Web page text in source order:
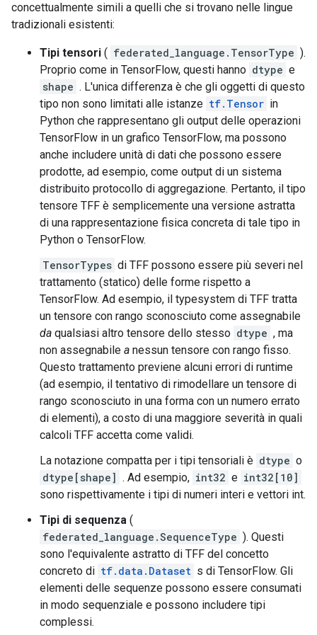
concettualmente simili a quelli che si trovano nelle lingue
tradizionali esistenti:
Tipi tensori ( federated_language.TensorType ).
Proprio come in TensorFlow, questi hanno dtype e
shape . L'unica differenza è che gli oggetti di questo
tipo non sono limitati alle istanze tf.Tensor in
Python che rappresentano gli output delle operazioni
TensorFlow in un grafico TensorFlow, ma possono
anche includere unità di dati che possono essere
prodotte, ad esempio, come output di un sistema
distribuito protocollo di aggregazione. Pertanto, il tipo
tensore TFF è semplicemente una versione astratta
di una rappresentazione fisica concreta di tale tipo in
Python o TensorFlow.
TensorTypes di TFF possono essere più severi nel
trattamento (statico) delle forme rispetto a
TensorFlow. Ad esempio, il typesystem di TFF tratta
un tensore con rango sconosciuto come assegnabile
da qualsiasi altro tensore dello stesso dtype , ma
non assegnabile a nessun tensore con rango fisso.
Questo trattamento previene alcuni errori di runtime
(ad esempio, il tentativo di rimodellare un tensore di
rango sconosciuto in una forma con un numero errato
di elementi), a costo di una maggiore severità in quali
calcoli TFF accetta come validi.
La notazione compatta per i tipi tensoriali è dtype o
dtype[shape] . Ad esempio, int32 e int32[10]
sono rispettivamente i tipi di numeri interi e vettori int.
Tipi di sequenza (
federated_language.SequenceType ). Questi
sono l'equivalente astratto di TFF del concetto
concreto di tf.data.Dataset s di TensorFlow. Gli
elementi delle sequenze possono essere consumati
in modo sequenziale e possono includere tipi
complessi.